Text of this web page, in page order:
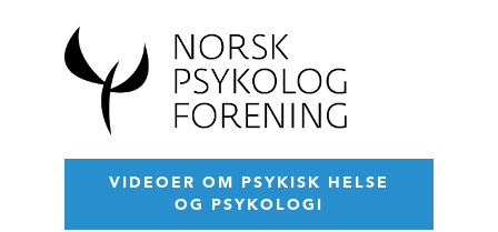
VIDEOER OM PSYKISK HELSE
OG PSYKOLOGI